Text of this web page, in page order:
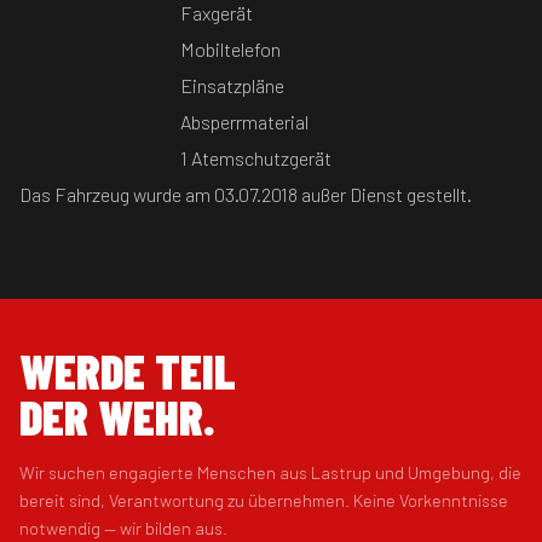
Faxgerät
Mobiltelefon
Einsatzpläne
Absperrmaterial
1 Atemschutzgerät
Das Fahrzeug wurde am 03.07.2018 außer Dienst gestellt.
WERDE TEIL
DER WEHR.
Wir suchen engagierte Menschen aus Lastrup und Umgebung, die
bereit sind, Verantwortung zu übernehmen. Keine Vorkenntnisse
notwendig — wir bilden aus.